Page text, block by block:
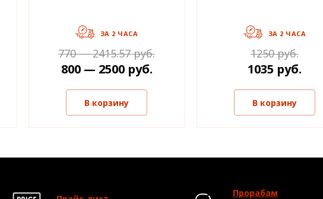
ЗА 2 ЧАСА
770 — 2415.57 руб.
800 — 2500 руб.
В корзину
ЗА 2 ЧАСА
1250 руб.
1035 руб.
В корзину
Прорабам